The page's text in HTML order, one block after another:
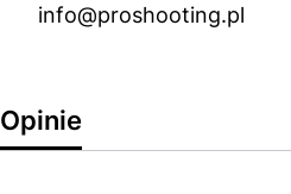
info@proshooting.pl
Opinie